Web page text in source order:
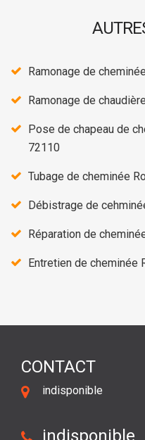
Ramonage de
Ramonage de
Pose de chapeau de
72110
Tubage de cheminée
Débistrage de
Réparation de
Entretien de cheminée
CONTACT
indisponible
indisponible